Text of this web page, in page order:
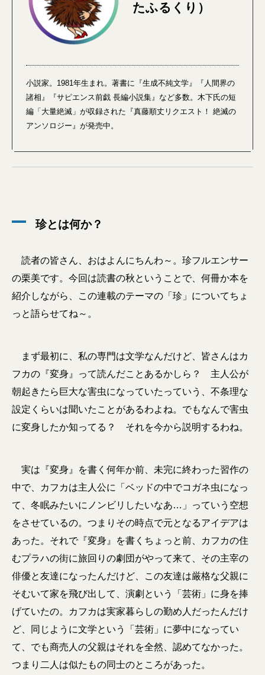
たふるくり）
小説家。1981年生まれ。著書に『生成不純文学』『人間界の
諸相』『サピエンス前戯 長編小説集』など多数。木下氏の短
編「大量絶滅」が収録された『真藤順丈リクエスト！ 絶滅の
アンソロジー』が発売中。
珍とは何か？
読者の皆さん、おはよんにちんわ～。珍フルエンサー
の栗美です。今回は読書の秋ということで、何冊か本を
紹介しながら、この連載のテーマの「珍」についてちょ
っと語らせてね～。
まず最初に、私の専門は文学なんだけど、皆さんはカ
フカの『変身』って読んだことあるかしら？ 主人公が
朝起きたら巨大な害虫になっていたっていう、不条理な
設定くらいは聞いたことがあるわよね。でもなんで害虫
に変身したか知ってる？ それを今から説明するわね。
実は『変身』を書く何年か前、未完に終わった習作の
中で、カフカは主人公に「ベッドの中でコガネ虫になっ
て、冬眠みたいにノンビリしたいなあ…」っていう空想
をさせているの。つまりその時点で元となるアイデアは
あった。それで『変身』を書くちょっと前、カフカの住
むプラハの街に旅回りの劇団がやって来て、その主宰の
俳優と友達になったんだけど、この友達は厳格な父親に
そむいて家を飛び出して、演劇という「芸術」に身を捧
げていたの。カフカは実家暮らしの勤め人だったんだけ
ど、同じように文学という「芸術」に夢中になってい
て、でも商売人の父親はそれを全然、認めてなかった。
つまり二人は似たもの同士のところがあった。